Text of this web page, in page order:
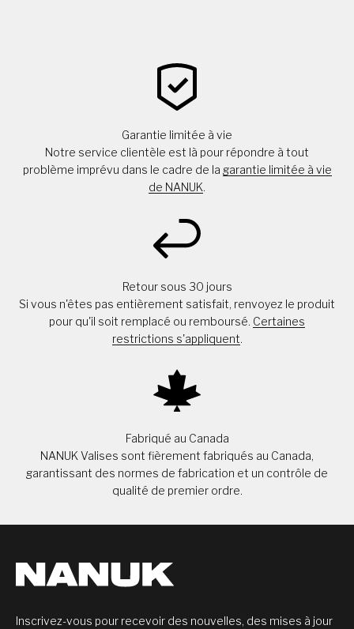
Garantie limitée à vie
Notre service clientèle est là pour répondre à tout
problème imprévu dans le cadre de la garantie limitée à vie
de NANUK.
Retour sous 30 jours
Si vous n'êtes pas entièrement satisfait, renvoyez le produit
pour qu'il soit remplacé ou remboursé. Certaines
restrictions s'appliquent.
Fabriqué au Canada
NANUK Valises sont fièrement fabriqués au Canada,
garantissant des normes de fabrication et un contrôle de
qualité de premier ordre.
Inscrivez-vous pour recevoir des nouvelles, des mises à jour